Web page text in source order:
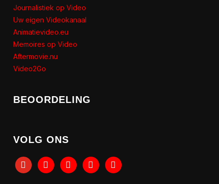
Journalistiek op Video
Uw eigen Videokanaal
Animatievideo.eu
Memoires op Video
Aftermovie.nu
Video2Go
BEOORDELING
VOLG ONS
youtubetiktok facebookinstagramlinkedin